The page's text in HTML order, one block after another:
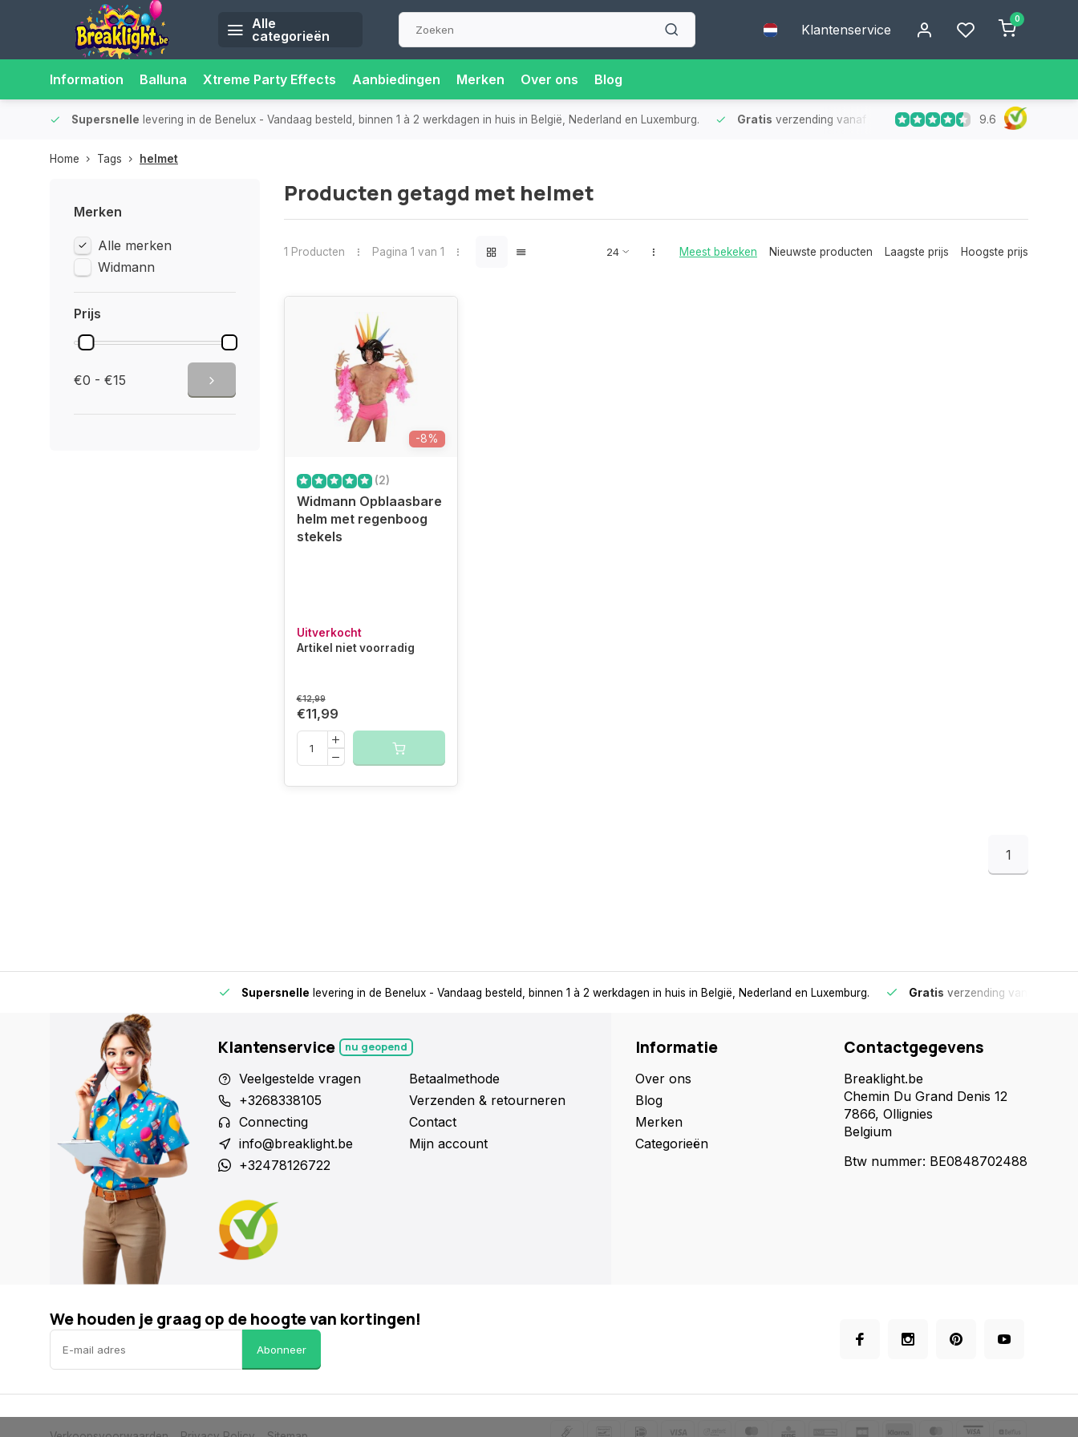
Alle
categorieën
Klantenservice
0
Information Balluna Xtreme Party Effects Aanbiedingen Merken Over ons Blog
Supersnelle levering in de Benelux - Vandaag besteld, binnen 1 à 2 werkdagen in huis in België, Nederland en Luxemburg. Gratis verzending vanaf €75 - Geen verzendkosten bij
9.6
Home Tags helmet
Merken
Alle merken
Widmann
Prijs
€0 - €15
Producten getagd met helmet
1 Producten Pagina 1 van 1 Meest bekeken Nieuwste producten Laagste prijs Hoogste prijs
-8%
(2)
Widmann Opblaasbare
helm met regenboog
stekels
Uitverkocht
Artikel niet voorradig
€12,99
€11,99
1
Supersnelle levering in de Benelux - Vandaag besteld, binnen 1 à 2 werkdagen in huis in België, Nederland en Luxemburg. Gratis verzending vanaf €75
Klantenservice nu geopend
Veelgestelde vragen
+3268338105
Connecting
info@breaklight.be
+32478126722
Betaalmethode
Verzenden & retourneren
Contact
Mijn account
Informatie
Over ons
Blog
Merken
Categorieën
Contactgegevens
Breaklight.be
Chemin Du Grand Denis 12
7866, Ollignies
Belgium
Btw nummer: BE0848702488
We houden je graag op de hoogte van kortingen!
Abonneer